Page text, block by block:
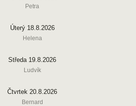
Petra
Úterý 18.8.2026
Helena
Středa 19.8.2026
Ludvík
Čtvrtek 20.8.2026
Bernard